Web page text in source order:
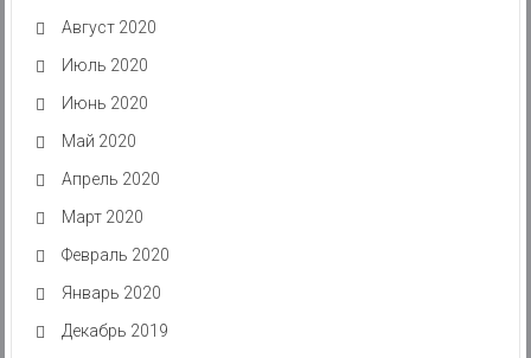
Август 2020
Июль 2020
Июнь 2020
Май 2020
Апрель 2020
Март 2020
Февраль 2020
Январь 2020
Декабрь 2019